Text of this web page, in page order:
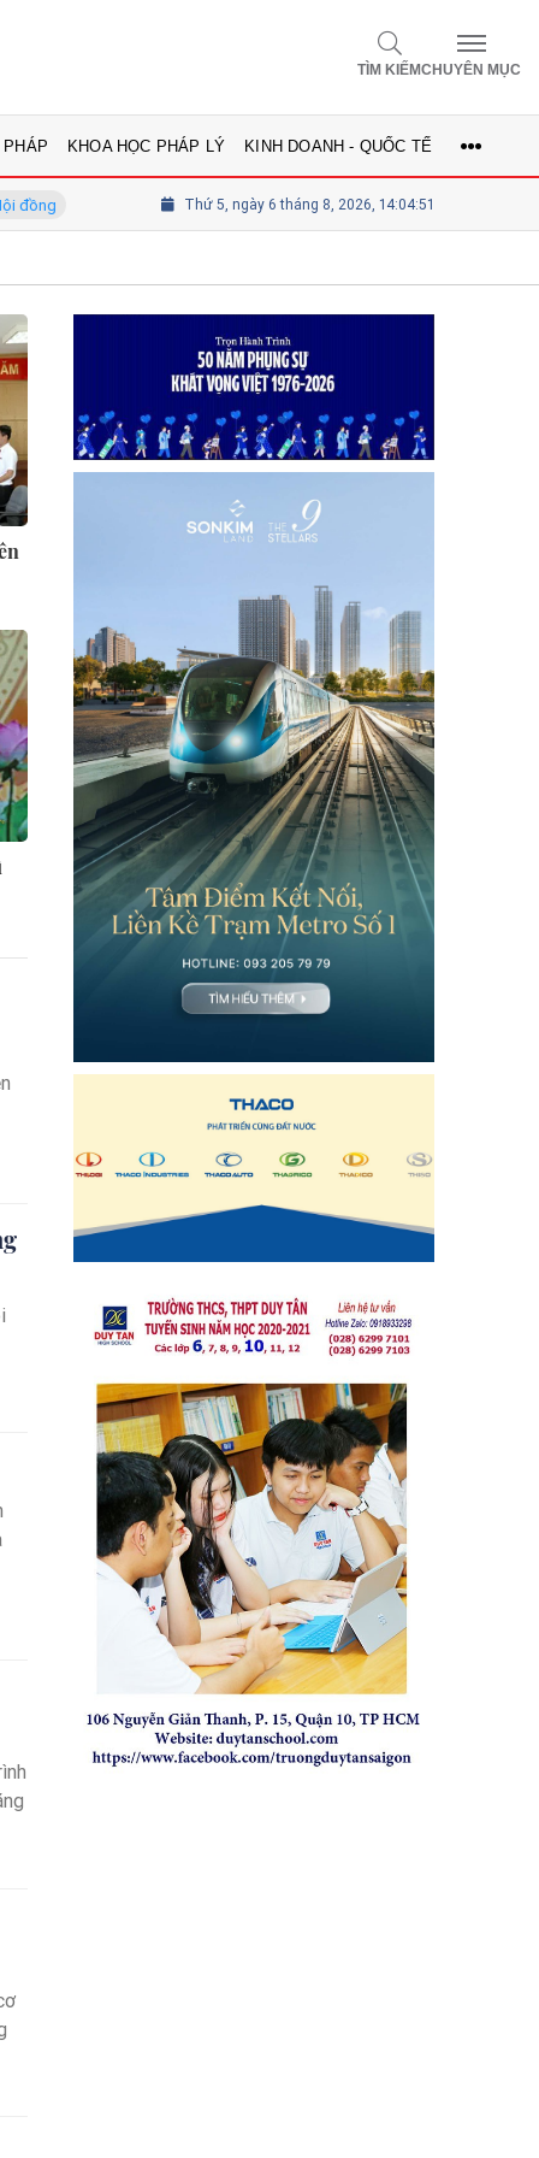
TÌM KIẾMCHUYÊN MỤC
KHOA HỌC PHÁP LÝ KINH DOANH - QUỐC TẾ
GS.TS Võ Khánh Vinh - Ủy viên Hội đồng Tổng biên tập Lê
Thứ 5, ngày 6 tháng 8, 2026, 14:04:52